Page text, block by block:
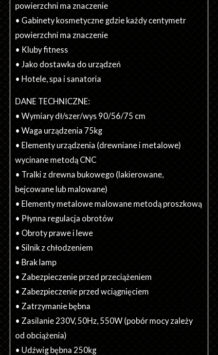
powierzchni ma znaczenie
• Gabinety kosmetyczne gdzie każdy centymetr
powierzchni ma znaczenie
• Kluby fitness
• Jako dostawka do urządzeń
• Hotele, spa i sanatoria
DANE TECHNICZNE:
• Wymiary dł/szer/wys 90/56/75 cm
• Waga urządzenia 75kg
• Elementy urządzenia (drewniane i metalowe)
wycinane metodą CNC
• Tralki z drewna bukowego (lakierowane,
bejcowane lub malowane)
• Elementy metalowe malowane metodą proszkową
• Płynna regulacja obrotów
• Obroty prawe i lewe
• Silnik z chłodzeniem
• Brak lamp
• Zabezpieczenie przed przeciążeniem
• Zabezpieczenie przed wciągnięciem
• Zatrzymanie bębna
• Zasilanie 230V, 50Hz, 550W (pobór mocy zależy
od obciążenia)
• Udźwig bębna 250kg